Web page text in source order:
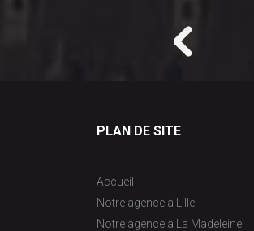
PLAN DE SITE
Accueil
Notre agence à Lille
Notre agence à La Madeleine